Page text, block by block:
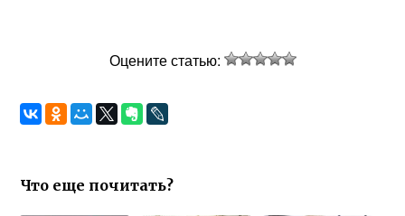
Оцените статью:
Что еще почитать?